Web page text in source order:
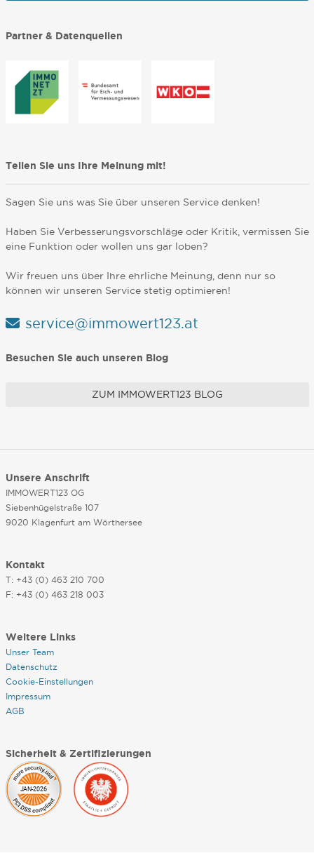
Partner & Datenquellen
Teilen Sie uns Ihre Meinung mit!
Sagen Sie uns was Sie über unseren Service denken!
Haben Sie Verbesserungsvorschläge oder Kritik, vermissen Sie
eine Funktion oder wollen uns gar loben?
Wir freuen uns über Ihre ehrliche Meinung, denn nur so
können wir unseren Service stetig optimieren!
service@immowert123.at
Besuchen Sie auch unseren Blog
ZUM IMMOWERT123 BLOG
Unsere Anschrift
IMMOWERT123 OG
Siebenhügelstraße 107
9020 Klagenfurt am Wörthersee
Kontakt
T: +43 (0) 463 210 700
F: +43 (0) 463 218 003
Weitere Links
Unser Team
Datenschutz
Cookie-Einstellungen
Impressum
AGB
Sicherheit & Zertifizierungen